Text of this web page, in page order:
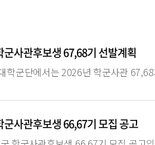
사관후보생 67,68기 선발계획
사관후보생 66,67기 모집 공고